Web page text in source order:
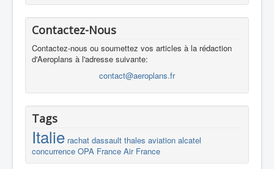
Contactez-Nous
Contactez-nous ou soumettez vos articles à la rédaction
d'Aeroplans à l'adresse suivante:
contact@aeroplans.fr
Tags
Italie rachat dassault thales aviation alcatel
concurrence OPA France Air France